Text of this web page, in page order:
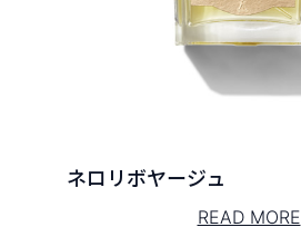
ネロリボヤージュ
READ MORE